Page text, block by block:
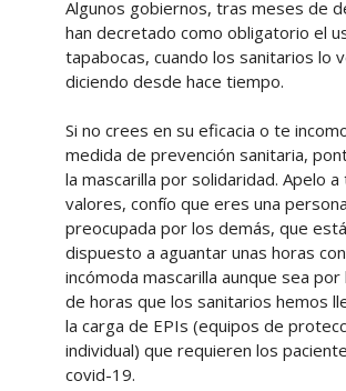
Algunos gobiernos, tras meses de
han decretado como obligatorio el
tapabocas, cuando los sanitarios lo
diciendo desde hace tiempo.
Si no crees en su eficacia o te
medida de prevención sanitaria,
la mascarilla por solidaridad. Apelo a
valores, confío que eres una persona
preocupada por los demás, que
dispuesto a aguantar unas horas
incómoda mascarilla aunque sea
de horas que los sanitarios hemos
la carga de EPIs (equipos de
individual) que requieren los
covid-19.